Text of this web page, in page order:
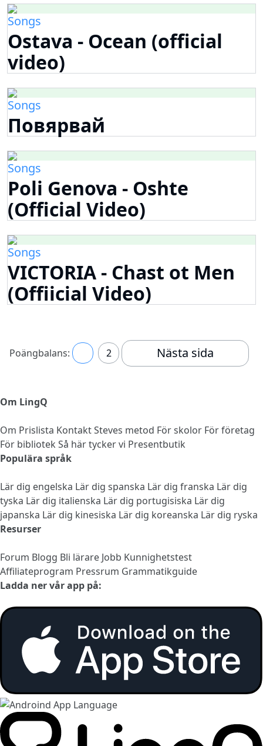
Songs
Ostava - Ocean (official
video)
Songs
Повярвай
Songs
Poli Genova - Oshte
(Official Video)
Songs
VICTORIA - Chast ot Men
(Offiicial Video)
Poängbalans: 2 Nästa sida
Om LingQ
Om Prislista KontaktSteves metod För skolor För företag
För bibliotek Så här tycker vi Presentbutik
Populära språk
Lär dig engelska Lär dig spanska Lär dig franska Lär dig
tyska Lär dig italienska Lär dig portugisiska Lär dig
japanska Lär dig kinesiska Lär dig koreanska Lär dig ryska
Resurser
Forum Blogg Bli lärare Jobb Kunnighetstest
Affiliateprogram Pressrum Grammatikguide
Ladda ner vår app på: